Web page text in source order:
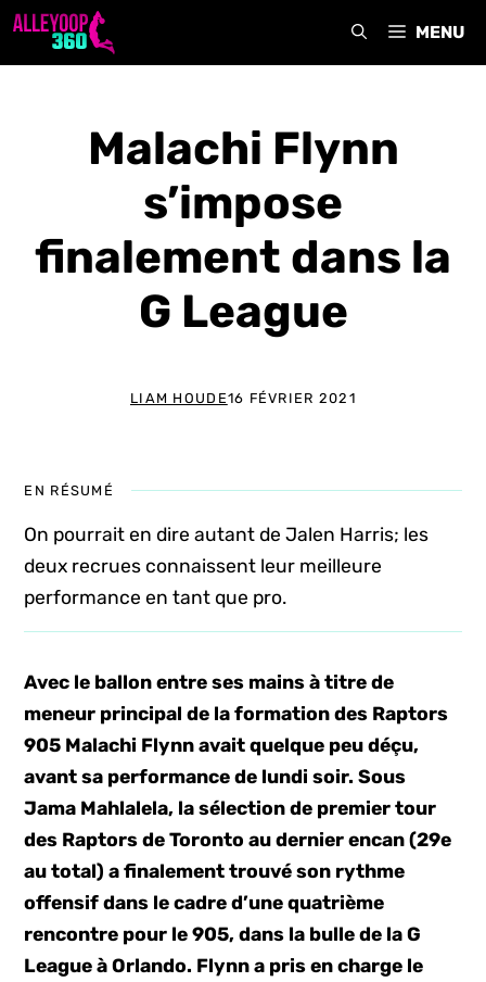
Aller
MENU
Malachi Flynn
s’impose
finalement dans la
G League
LIAM HOUDE16 FÉVRIER 2021
EN RÉSUMÉ
On pourrait en dire autant de Jalen Harris; les
deux recrues connaissent leur meilleure
performance en tant que pro.
Avec le ballon entre ses mains à titre de
meneur principal de la formation des Raptors
905 Malachi Flynn avait quelque peu déçu,
avant sa performance de lundi soir. Sous
Jama Mahlalela, la sélection de premier tour
des Raptors de Toronto au dernier encan (29e
au total) a finalement trouvé son rythme
offensif dans le cadre d’une quatrième
rencontre pour le 905, dans la bulle de la G
League à Orlando. Flynn a pris en charge le